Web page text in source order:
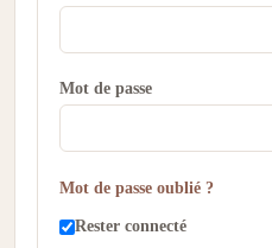
Mot de passe
Mot de passe oublié ?
Rester connecté